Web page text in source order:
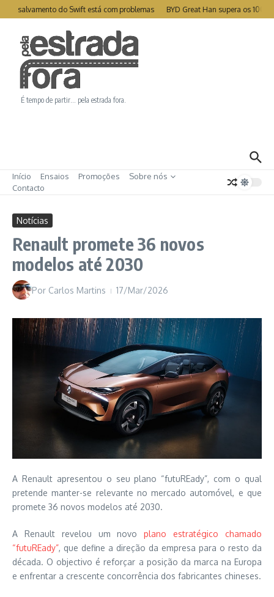
Ir para o conteúdo
de salvamento do Swift está com problemas BYD Great Han supera os 1000km
É tempo de partir… pela estrada fora.
Início Ensaios Promoções
Sobre nós
Contacto
Notícias
Renault promete 36 novos
modelos até 2030
Por Carlos Martins 17/Mar/2026
A Renault apresentou o seu plano “futuREady”, com o qual
pretende manter-se relevante no mercado automóvel, e que
promete 36 novos modelos até 2030.
A Renault revelou um novoplano estratégico chamado
“futuREady”, que define a direção da empresa para o resto da
década. O objectivo é reforçar a posição da marca na Europa
e enfrentar a crescente concorrência dos fabricantes chineses.